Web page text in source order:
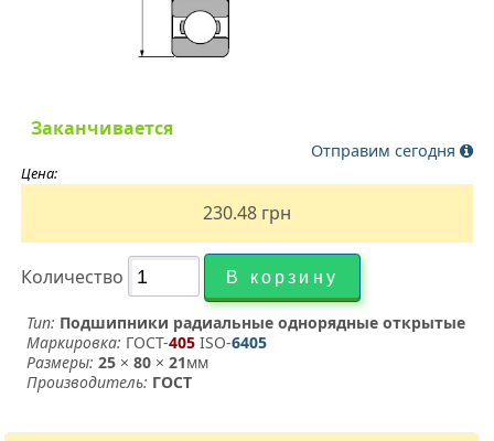
Заканчивается
Отправим сегодня
Цена:
230.48 грн
Количество
Тип: Подшипники радиальные однорядные открытые
Маркировка: ГОСТ-405 ­ ISO-6405
Размеры: 25 ×80 ×21мм
Производитель: ГОСТ